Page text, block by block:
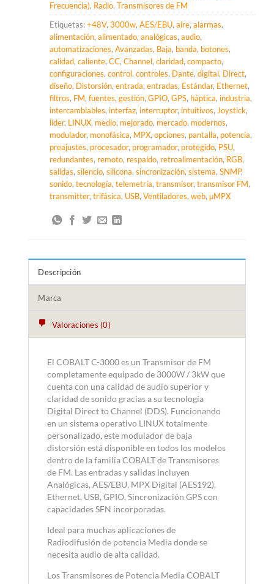
Frecuencia), Radio,Transmisores de FM
Etiquetas:+48V,3000w,AES/EBU,aire,alarmas,
alimentación,alimentado,analógicas,audio,
automatizaciones,Avanzadas, Baja, banda, botones,
calidad,caliente,CC,Channel,claridad,compacto,
configuraciones,control,controles, Dante,digital, Direct,
diseño, Distorsión,entrada,entradas, Estándar, Ethernet,
filtros, FM,fuentes,gestión,GPIO,GPS, háptica, industria,
intercambiables, interfaz, interruptor, intuitivos,Joystick,
líder, LINUX, medio, mejorado, mercado, modernos,
modulador, monofásica, MPX,opciones, pantalla, potencia,
preajustes, procesador, programador, protegido, PSU,
redundantes, remoto, respaldo, retroalimentación, RGB,
salidas,silencio,silicona,sincronización,sistema,SNMP,
sonido,tecnología,telemetría,transmisor,transmisor FM,
transmitter,trifásica, USB,Ventiladores,web,μMPX
Descripción
Marca
Valoraciones (0)
El COBALT C-3000 es un Transmisor de FM
completamente equipado de 3000W / 3kW que
cuenta con una calidad de audio superior y
claridad de sonido gracias a su tecnología
Digital Direct to Channel (DDS). Funcionando
en un sistema operativo LINUX totalmente
personalizado, este modulador de baja
distorsión está disponible en todos los modelos
dentro de la familia COBALT de Transmisores
de FM. Las entradas y salidas incluyen
Analógicas, AES/EBU, MPX Digital (AES192),
Ethernet, USB, GPIO, Sincronización GPS con
capacidades SFN incorporadas.
Ideal para muchas aplicaciones de
Radiodifusión de potencia Media donde se
necesita audio de alta calidad.
Los Transmisores de Potencia Media COBALT